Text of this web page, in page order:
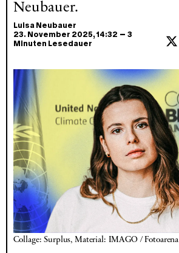
Neubauer.
Luisa Neubauer
23. November 2025, 14:32 – 3
Minuten Lesedauer
Collage: Surplus, Material: IMAGO / Fotoarena